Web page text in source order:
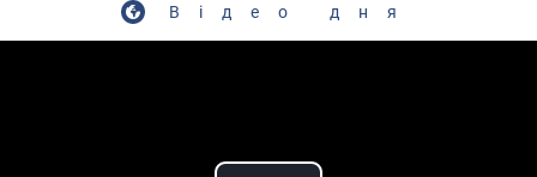
Відео дня